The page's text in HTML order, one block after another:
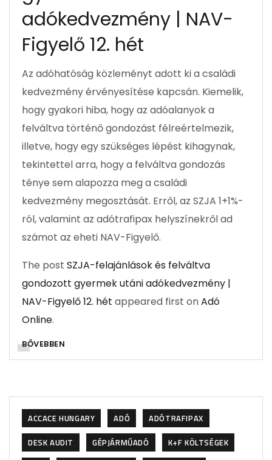
adókedvezmény | NAV-
Figyelő 12. hét
Az adóhatóság közleményt adott ki a családi
kedvezmény érvényesítése kapcsán. Kiemelik,
hogy gyakori hiba, hogy az adóalanyok a
felváltva történő gondozást félreértelmezik,
illetve, hogy egy szükséges lépést kihagynak,
tekintettel arra, hogy a felváltva gondozás
ténye sem alapozza meg a családi
kedvezmény megosztását. Erről, az SZJA 1+1%-
ról, valamint az adótrafipax helyszínekről ad
számot az eheti NAV-Figyelő.
The post SZJA-felajánlások és felváltva
gondozott gyermek utáni adókedvezmény |
NAV-Figyelő 12. hét appeared first onAdó
Online.
BŐVEBBEN
ACCACE HUNGARY ADÓ
ADÓTRAFIPAX
DESK AUDIT
GÉPJÁRMŰADÓ
K+F KÖLTSÉGEK